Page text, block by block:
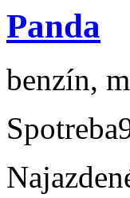
Panda
benzín,
Spotreba